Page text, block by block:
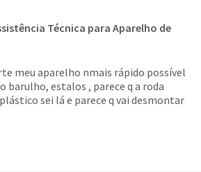
Técnica para Aparelho de
meu aparelho nmais rápido possível
barulho, estalos , parece q a roda
sei lá e parece q vai desmontar